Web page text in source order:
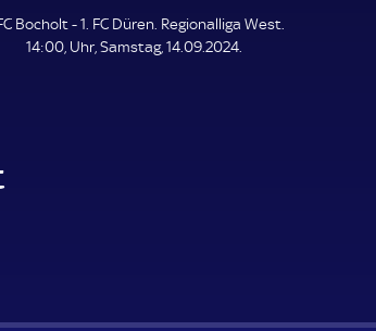
E
L
E
Bocholt - 1. FC Düren. Regionalliga West.
14:00, Uhr, Samstag, 14.09.2024.